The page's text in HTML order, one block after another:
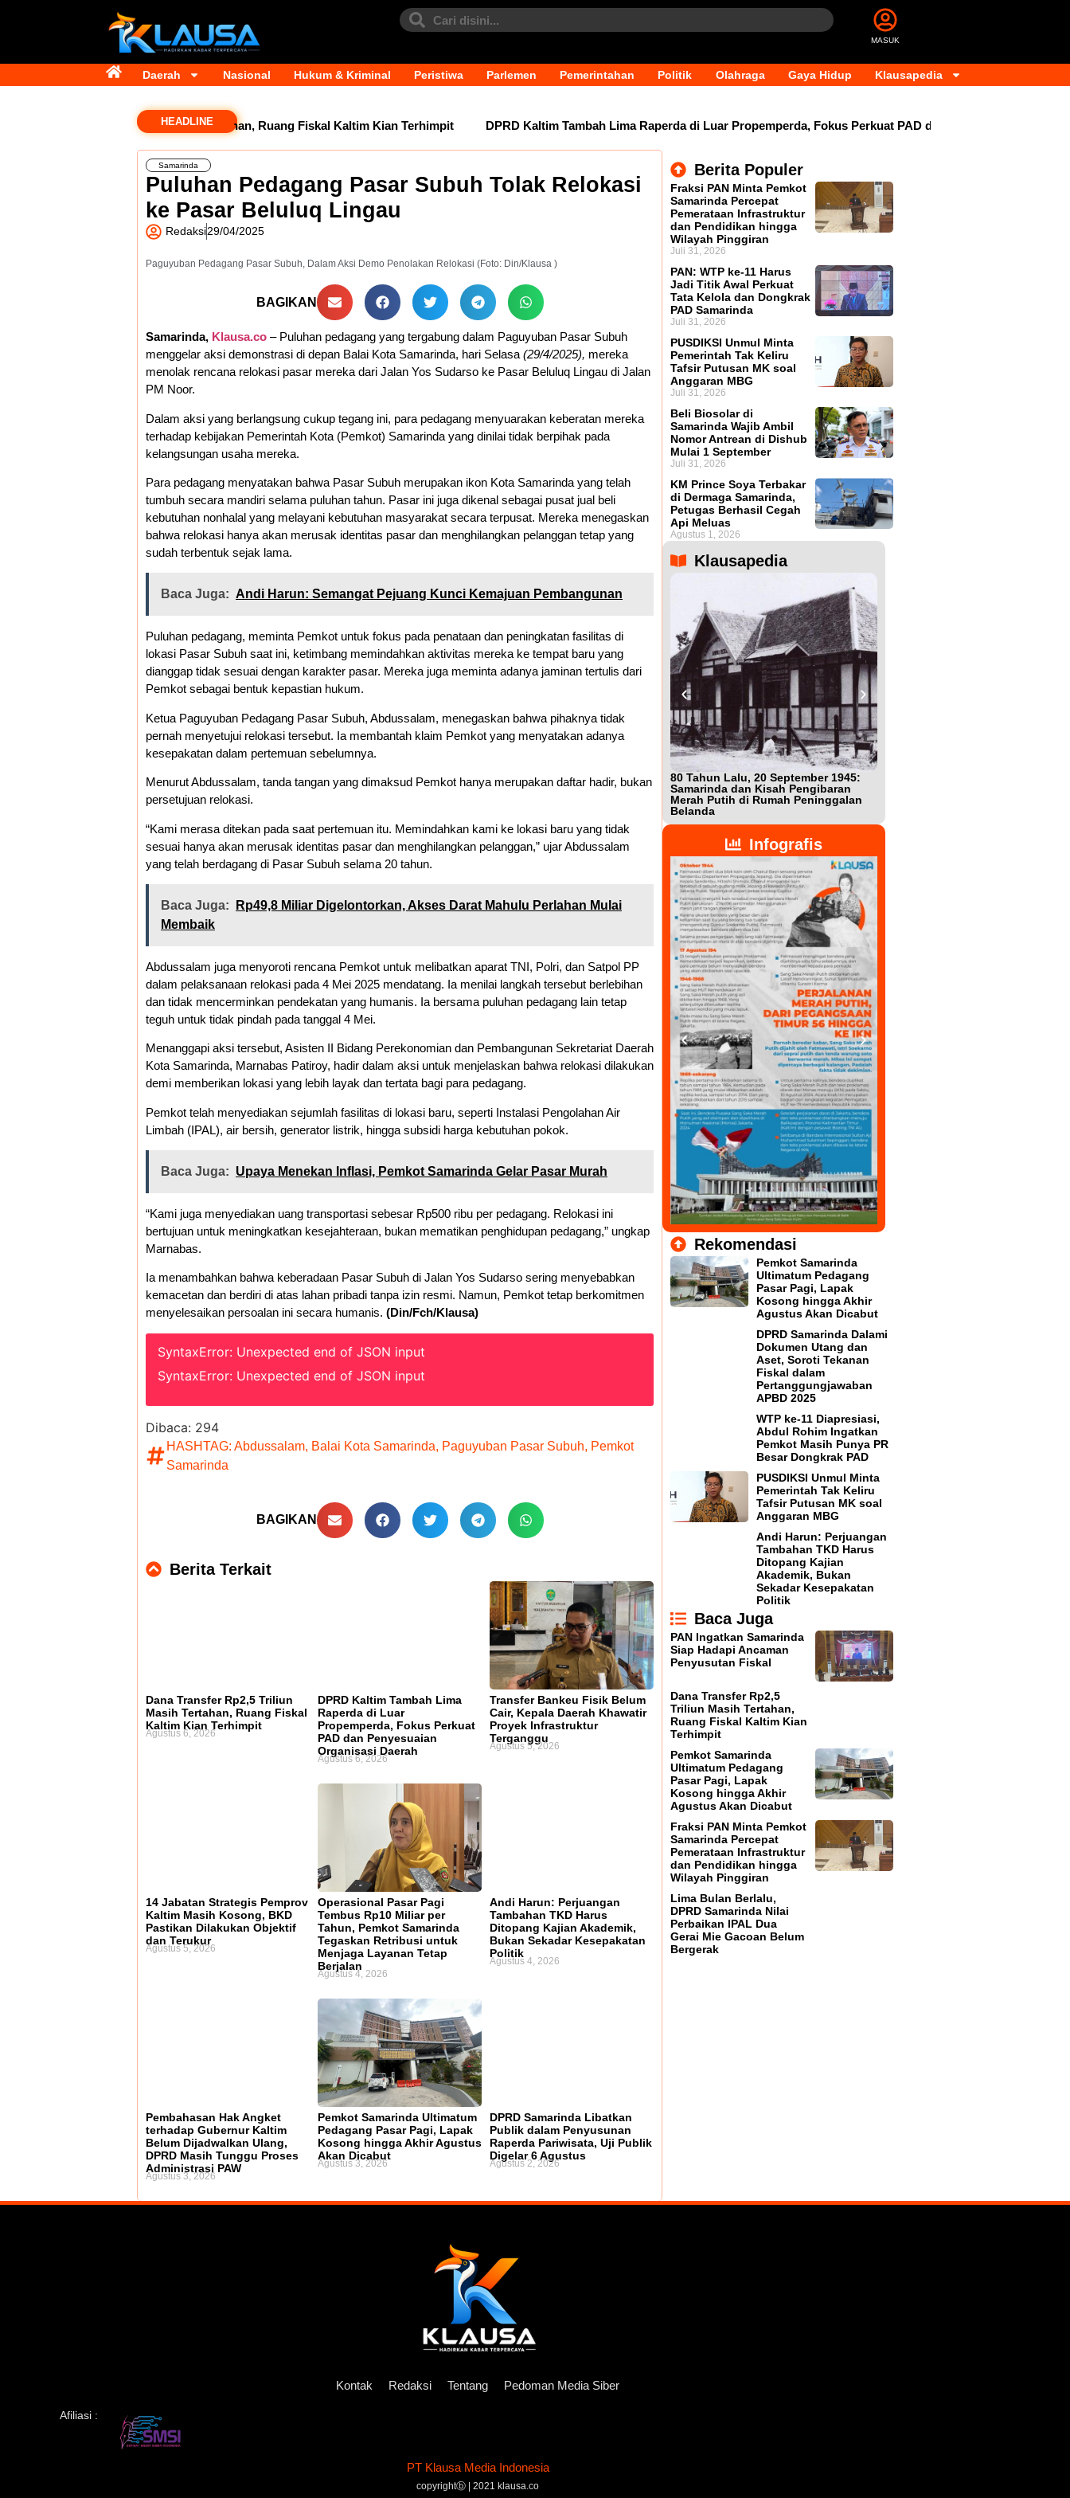
MASUK
Daerah Nasional Hukum & Kriminal Peristiwa Parlemen Pemerintahan Politik Olahraga Gaya Hidup Klausapedia
HEADLINE
Transfer Rp2,5 Triliun Masih Tertahan, Ruang Fiskal Kaltim Kian Terhimpit DPRD Kaltim Tambah Lima Raperda di Luar Propemperda, Fokus Perkuat PAD dan Penyesuaian Organisasi
Samarinda
Puluhan Pedagang Pasar Subuh Tolak Relokasi
ke Pasar Beluluq Lingau
Redaksi29/04/2025
Paguyuban Pedagang Pasar Subuh, Dalam Aksi Demo Penolakan Relokasi (Foto: Din/Klausa )
BAGIKAN
Samarinda, Klausa.co – Puluhan pedagang yang tergabung dalam Paguyuban Pasar Subuh
menggelar aksi demonstrasi di depan Balai Kota Samarinda, hari Selasa (29/4/2025), mereka
menolak rencana relokasi pasar mereka dari Jalan Yos Sudarso ke Pasar Beluluq Lingau di Jalan
PM Noor.
Dalam aksi yang berlangsung cukup tegang ini, para pedagang menyuarakan keberatan mereka
terhadap kebijakan Pemerintah Kota (Pemkot) Samarinda yang dinilai tidak berpihak pada
kelangsungan usaha mereka.
Para pedagang menyatakan bahwa Pasar Subuh merupakan ikon Kota Samarinda yang telah
tumbuh secara mandiri selama puluhan tahun. Pasar ini juga dikenal sebagai pusat jual beli
kebutuhan nonhalal yang melayani kebutuhan masyarakat secara terpusat. Mereka menegaskan
bahwa relokasi hanya akan merusak identitas pasar dan menghilangkan pelanggan tetap yang
sudah terbentuk sejak lama.
Baca Juga: Andi Harun: Semangat Pejuang Kunci Kemajuan Pembangunan
Puluhan pedagang, meminta Pemkot untuk fokus pada penataan dan peningkatan fasilitas di
lokasi Pasar Subuh saat ini, ketimbang memindahkan aktivitas mereka ke tempat baru yang
dianggap tidak sesuai dengan karakter pasar. Mereka juga meminta adanya jaminan tertulis dari
Pemkot sebagai bentuk kepastian hukum.
Ketua Paguyuban Pedagang Pasar Subuh, Abdussalam, menegaskan bahwa pihaknya tidak
pernah menyetujui relokasi tersebut. Ia membantah klaim Pemkot yang menyatakan adanya
kesepakatan dalam pertemuan sebelumnya.
Menurut Abdussalam, tanda tangan yang dimaksud Pemkot hanya merupakan daftar hadir, bukan
persetujuan relokasi.
“Kami merasa ditekan pada saat pertemuan itu. Memindahkan kami ke lokasi baru yang tidak
sesuai hanya akan merusak identitas pasar dan menghilangkan pelanggan,” ujar Abdussalam
yang telah berdagang di Pasar Subuh selama 20 tahun.
Baca Juga:
Rp49,8 Miliar Digelontorkan, Akses Darat Mahulu Perlahan Mulai
Membaik
Abdussalam juga menyoroti rencana Pemkot untuk melibatkan aparat TNI, Polri, dan Satpol PP
dalam pelaksanaan relokasi pada 4 Mei 2025 mendatang. Ia menilai langkah tersebut berlebihan
dan tidak mencerminkan pendekatan yang humanis. Ia bersama puluhan pedagang lain tetap
teguh untuk tidak pindah pada tanggal 4 Mei.
Menanggapi aksi tersebut, Asisten II Bidang Perekonomian dan Pembangunan Sekretariat Daerah
Kota Samarinda, Marnabas Patiroy, hadir dalam aksi untuk menjelaskan bahwa relokasi dilakukan
demi memberikan lokasi yang lebih layak dan tertata bagi para pedagang.
Pemkot telah menyediakan sejumlah fasilitas di lokasi baru, seperti Instalasi Pengolahan Air
Limbah (IPAL), air bersih, generator listrik, hingga subsidi harga kebutuhan pokok.
Baca Juga: Upaya Menekan Inflasi, Pemkot Samarinda Gelar Pasar Murah
“Kami juga menyediakan uang transportasi sebesar Rp500 ribu per pedagang. Relokasi ini
bertujuan untuk meningkatkan kesejahteraan, bukan mematikan penghidupan pedagang,” ungkap
Marnabas.
Ia menambahkan bahwa keberadaan Pasar Subuh di Jalan Yos Sudarso sering menyebabkan
kemacetan dan berdiri di atas lahan pribadi tanpa izin resmi. Namun, Pemkot tetap berkomitmen
menyelesaikan persoalan ini secara humanis. (Din/Fch/Klausa)
SyntaxError: Unexpected end of JSON input
SyntaxError: Unexpected end of JSON input
Dibaca: 294
HASHTAG: Abdussalam, Balai Kota Samarinda, Paguyuban Pasar Subuh, Pemkot
Samarinda
BAGIKAN
Berita Terkait
Dana Transfer Rp2,5 Triliun
Masih Tertahan, Ruang Fiskal
Kaltim Kian Terhimpit
Agustus 6, 2026
DPRD Kaltim Tambah Lima
Raperda di Luar
Propemperda, Fokus Perkuat
PAD dan Penyesuaian
Organisasi Daerah
Agustus 6, 2026
Transfer Bankeu Fisik Belum
Cair, Kepala Daerah Khawatir
Proyek Infrastruktur
Terganggu
Agustus 5, 2026
14 Jabatan Strategis Pemprov
Kaltim Masih Kosong, BKD
Pastikan Dilakukan Objektif
dan Terukur
Agustus 5, 2026
Operasional Pasar Pagi
Tembus Rp10 Miliar per
Tahun, Pemkot Samarinda
Tegaskan Retribusi untuk
Menjaga Layanan Tetap
Berjalan
Agustus 4, 2026
Andi Harun: Perjuangan
Tambahan TKD Harus
Ditopang Kajian Akademik,
Bukan Sekadar Kesepakatan
Politik
Agustus 4, 2026
Pembahasan Hak Angket
terhadap Gubernur Kaltim
Belum Dijadwalkan Ulang,
DPRD Masih Tunggu Proses
Administrasi PAW
Agustus 3, 2026
Pemkot Samarinda Ultimatum
Pedagang Pasar Pagi, Lapak
Kosong hingga Akhir Agustus
Akan Dicabut
Agustus 3, 2026
DPRD Samarinda Libatkan
Publik dalam Penyusunan
Raperda Pariwisata, Uji Publik
Digelar 6 Agustus
Agustus 2, 2026
Berita Populer
Fraksi PAN Minta Pemkot
Samarinda Percepat
Pemerataan Infrastruktur
dan Pendidikan hingga
Wilayah Pinggiran
Juli 31, 2026
PAN: WTP ke-11 Harus
Jadi Titik Awal Perkuat
Tata Kelola dan Dongkrak
PAD Samarinda
Juli 31, 2026
PUSDIKSI Unmul Minta
Pemerintah Tak Keliru
Tafsir Putusan MK soal
Anggaran MBG
Juli 31, 2026
Beli Biosolar di
Samarinda Wajib Ambil
Nomor Antrean di Dishub
Mulai 1 September
Juli 31, 2026
KM Prince Soya Terbakar
di Dermaga Samarinda,
Petugas Berhasil Cegah
Api Meluas
Agustus 1, 2026
Klausapedia
80 Tahun Lalu, 20 September 1945:
Samarinda dan Kisah Pengibaran
Merah Putih di Rumah Peninggalan
Belanda
Infografis
Rekomendasi
Pemkot Samarinda
Ultimatum Pedagang
Pasar Pagi, Lapak
Kosong hingga Akhir
Agustus Akan Dicabut
DPRD Samarinda Dalami
Dokumen Utang dan
Aset, Soroti Tekanan
Fiskal dalam
Pertanggungjawaban
APBD 2025
WTP ke-11 Diapresiasi,
Abdul Rohim Ingatkan
Pemkot Masih Punya PR
Besar Dongkrak PAD
PUSDIKSI Unmul Minta
Pemerintah Tak Keliru
Tafsir Putusan MK soal
Anggaran MBG
Andi Harun: Perjuangan
Tambahan TKD Harus
Ditopang Kajian
Akademik, Bukan
Sekadar Kesepakatan
Politik
Baca Juga
PAN Ingatkan Samarinda
Siap Hadapi Ancaman
Penyusutan Fiskal
Dana Transfer Rp2,5
Triliun Masih Tertahan,
Ruang Fiskal Kaltim Kian
Terhimpit
Pemkot Samarinda
Ultimatum Pedagang
Pasar Pagi, Lapak
Kosong hingga Akhir
Agustus Akan Dicabut
Fraksi PAN Minta Pemkot
Samarinda Percepat
Pemerataan Infrastruktur
dan Pendidikan hingga
Wilayah Pinggiran
Lima Bulan Berlalu,
DPRD Samarinda Nilai
Perbaikan IPAL Dua
Gerai Mie Gacoan Belum
Bergerak
Kontak Redaksi Tentang Pedoman Media Siber
Afiliasi :
PT Klausa Media Indonesia
copyrightⓑ | 2021 klausa.co